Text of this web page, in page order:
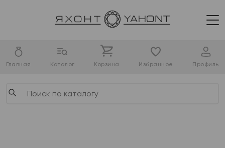
Главная Каталог Корзина Избранное Профиль